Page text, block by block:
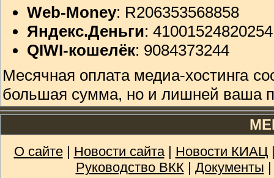
Web-Money: R206353568858
Яндекс.Деньги:
QIWI-кошелёк: 9084373244
Месячная оплата медиа-хостинга
большая сумма, но и лишней ваша
О сайте| Новости сайта| Новости КИАЦ
Руководство ВКК | Документы